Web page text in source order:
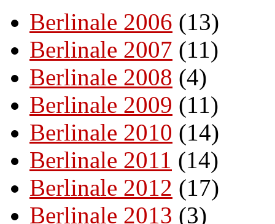
Berlinale 2006 (13)
Berlinale 2007 (11)
Berlinale 2008 (4)
Berlinale 2009 (11)
Berlinale 2010 (14)
Berlinale 2011 (14)
Berlinale 2012 (17)
Berlinale 2013 (3)